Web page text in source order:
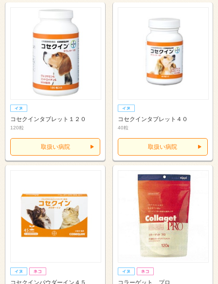
コセクインタブレット１２０
120粒
取扱い病院
コセクインタブレット４０
40粒
取扱い病院
コセクインパウダーイン４５ コラーゲット プロ